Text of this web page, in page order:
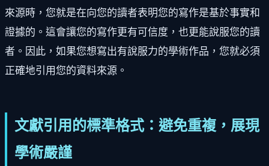
來源時，您就是在向您的讀者表明您的寫作是基於事實和
證據的。這會讓您的寫作更有可信度，也更能說服您的讀
者。因此，如果您想寫出有說服力的學術作品，您就必須
正確地引用您的資料來源。
文獻引用的標準格式：避免重複，展現
學術嚴謹